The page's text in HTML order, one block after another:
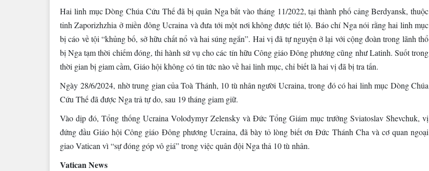
Hai linh mục Dòng Chúa Cứu Thế đã bị quân Nga bắt vào tháng 11/2022, tại thành phố cảng Berdyansk, thuộc
tỉnh Zaporizhzhia ở miền đông Ucraina và đưa tới một nơi không được tiết lộ. Báo chí Nga nói rằng hai linh mục
bị cáo về tội “khủng bố, sở hữu chất nổ và hai súng ngắn”. Hai vị đã tự nguyện ở lại với cộng đoàn trong lãnh thổ
bị Nga tạm thời chiếm đóng, thi hành sứ vụ cho các tín hữu Công giáo Đông phương cũng như Latinh. Suốt trong
thời gian bị giam cầm, Giáo hội không có tin tức nào về hai linh mục, chỉ biết là hai vị đã bị tra tấn.
Ngày 28/6/2024, nhờ trung gian của Toà Thánh, 10 tù nhân người Ucraina, trong đó có hai linh mục Dòng Chúa
Cứu Thế đã được Nga trả tự do, sau 19 tháng giam giữ.
Vào dịp đó, Tổng thống Ucraina Volodymyr Zelensky và Đức Tổng Giám mục trưởng Sviatoslav Shevchuk, vị
đứng đầu Giáo hội Công giáo Đông phương Ucraina, đã bày tỏ lòng biết ơn Đức Thánh Cha và cơ quan ngoại
giao Vatican vì “sự đóng góp vô giá” trong việc quân đội Nga thả 10 tù nhân.
Vatican News